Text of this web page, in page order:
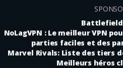
NoLagVPN : Le meilleur VPN
parties faciles et des
Marvel Rivals: Liste des tiers
Meilleurs héros